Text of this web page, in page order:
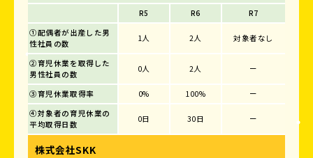
R5
R6
R7
①配偶者が出産した男
性社員の数
1人 2人 対象者なし
②育児休業を取得した
男性社員の数
0人 2人 ー
③育児休業取得率 0% 100%
ー
④対象者の育児休業の
平均取得日数
0日 30日 ー
株式会社SKK